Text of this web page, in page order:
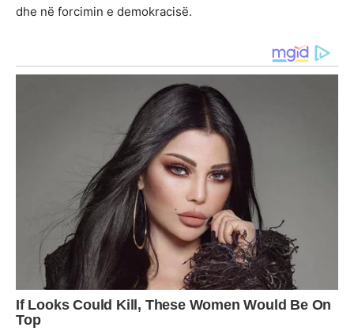
dhe në forcimin e demokracisë.